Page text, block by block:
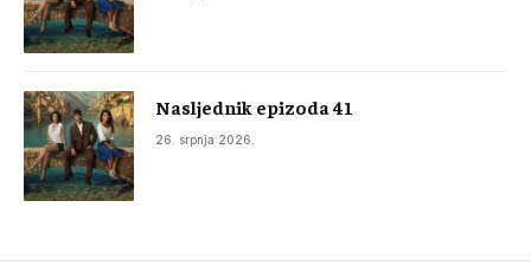
Nasljednik epizoda 41
26. srpnja 2026.